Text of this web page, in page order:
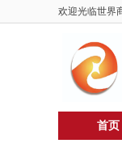
欢迎光临世界
首页